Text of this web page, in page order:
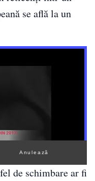
se află la un
Anulează
de schimbare ar fi